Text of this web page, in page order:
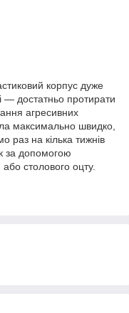
корпус дуже
— достатньо протирати
агресивних
максимально швидко,
раз на кілька тижнів
за допомогою
столового оцту.